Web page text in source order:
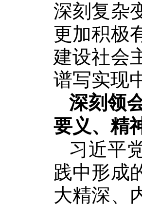
深刻复杂
更加积极
建设社会
谱写实现
深刻领
要义、精
习近平
践中形成
大精深、